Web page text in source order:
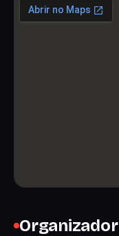
Organizador